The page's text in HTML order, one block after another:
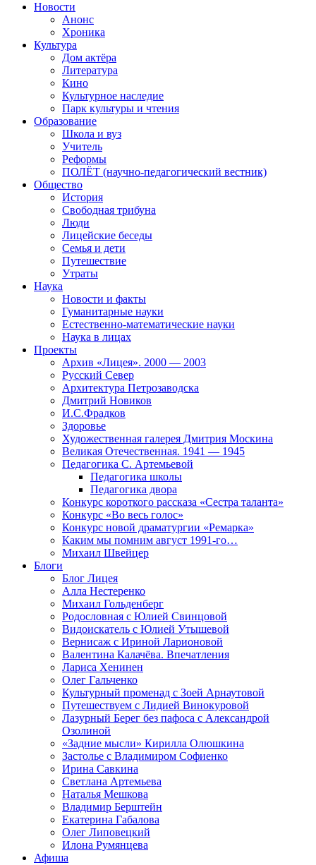
Новости
Анонс
Хроника
Культура
Дом актёра
Литература
Кино
Культурное наследие
Парк культуры и чтения
Образование
Школа и вуз
Учитель
Реформы
ПОЛЁТ (научно-педагогический вестник)
Общество
История
Свободная трибуна
Люди
Лицейские беседы
Семья и дети
Путешествие
Утраты
Наука
Новости и факты
Гуманитарные науки
Естественно-математические науки
Наука в лицах
Проекты
Архив «Лицея». 2000 — 2003
Русский Север
Архитектура Петрозаводска
Дмитрий Новиков
И.С.Фрадков
Здоровье
Художественная галерея Дмитрия Москина
Великая Отечественная. 1941 — 1945
Педагогика С. Артемьевой
Педагогика школы
Педагогика двора
Конкурс короткого рассказа «Сестра таланта»
Конкурс «Во весь голос»
Конкурс новой драматургии «Ремарка»
Каким мы помним август 1991-го…
Михаил Швейцер
Блоги
Блог Лицея
Алла Нестеренко
Михаил Гольденберг
Родословная с Юлией Свинцовой
Видоискатель с Юлией Утышевой
Вернисаж с Ириной Ларионовой
Валентина Калачёва. Впечатления
Лариса Хенинен
Олег Гальченко
Культурный променад с Зоей Арнаутовой
Путешествуем с Лидией Винокуровой
Лазурный Берег без пафоса с Александрой
Озолиной
«Задние мысли» Кирилла Олюшкина
Застолье с Владимиром Софиенко
Ирина Савкина
Светлана Артемьева
Наталья Мешкова
Владимир Берштейн
Екатерина Габалова
Олег Липовецкий
Илона Румянцева
Афиша